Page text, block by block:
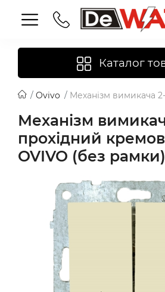
Каталог
Ovivo Механізм вимикача
Механізм
прохідний
OVIVO (без рамки)